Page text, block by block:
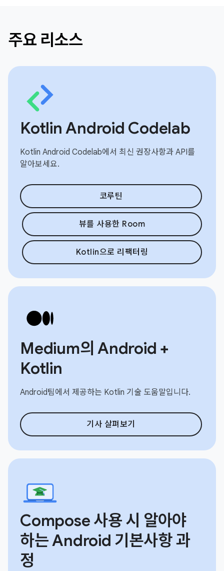
주요 리소스
Kotlin Android Codelab
Kotlin Android Codelab에서 최신 권장사항과 API를
알아보세요.
코루틴
뷰를 사용한 Room
Kotlin으로 리팩터링
Medium의 Android +
Kotlin
Android팀에서 제공하는 Kotlin 기술 도움말입니다.
기사 살펴보기
Compose 사용 시 알아야
하는 Android 기본사항 과
정